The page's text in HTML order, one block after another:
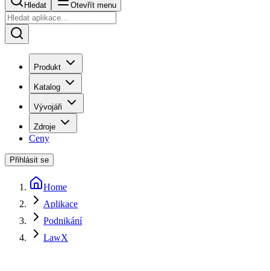
Hledat Otevřít menu
Produkt
Katalog
Vývojáři
Zdroje
Ceny
Přihlásit se
Home
Aplikace
Podnikání
LawX